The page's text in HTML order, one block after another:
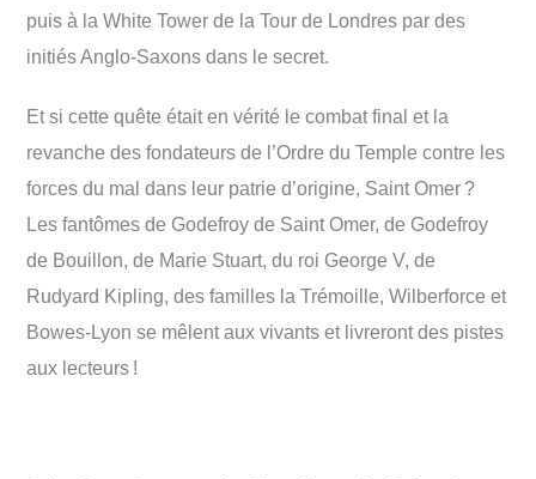
puis à la White Tower de la Tour de Londres par des
initiés Anglo-Saxons dans le secret.
Et si cette quête était en vérité le combat final et la
revanche des fondateurs de l’Ordre du Temple contre les
forces du mal dans leur patrie d’origine, Saint Omer ?
Les fantômes de Godefroy de Saint Omer, de Godefroy
de Bouillon, de Marie Stuart, du roi George V, de
Rudyard Kipling, des familles la Trémoille, Wilberforce et
Bowes-Lyon se mêlent aux vivants et livreront des pistes
aux lecteurs !